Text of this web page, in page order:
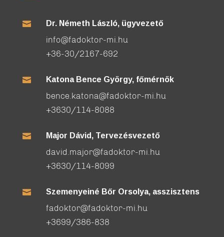
 Dr. Németh László, ügyvezető
info@fadoktor-mi.hu
+36-30/2167-692
 Katona Bence György, főmérnök
bence.katona@fadoktor-mi.hu
+3630/114-8088
 Major Dávid, Tervezésvezető
david.major@fadoktor-mi.hu
+3630/114-8099
 Szemenyeiné Bőr Orsolya, asszisztens
fadoktor@fadoktor-mi.hu
+3699/386-838